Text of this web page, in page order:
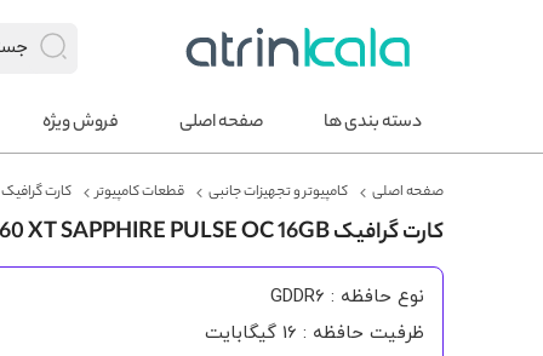
دسته بندی ها
صفحه اصلی فروش ویژه
صفحه اصلی کامپیوتر و تجهیزات جانبی قطعات کامپیوتر کارت گرافیک
کارت گرافیک RX 9060 XT SAPPHIRE PULSE OC 16GB
نوع حافظه : GDDR6
ظرفیت حافظه : 16 گیگابایت